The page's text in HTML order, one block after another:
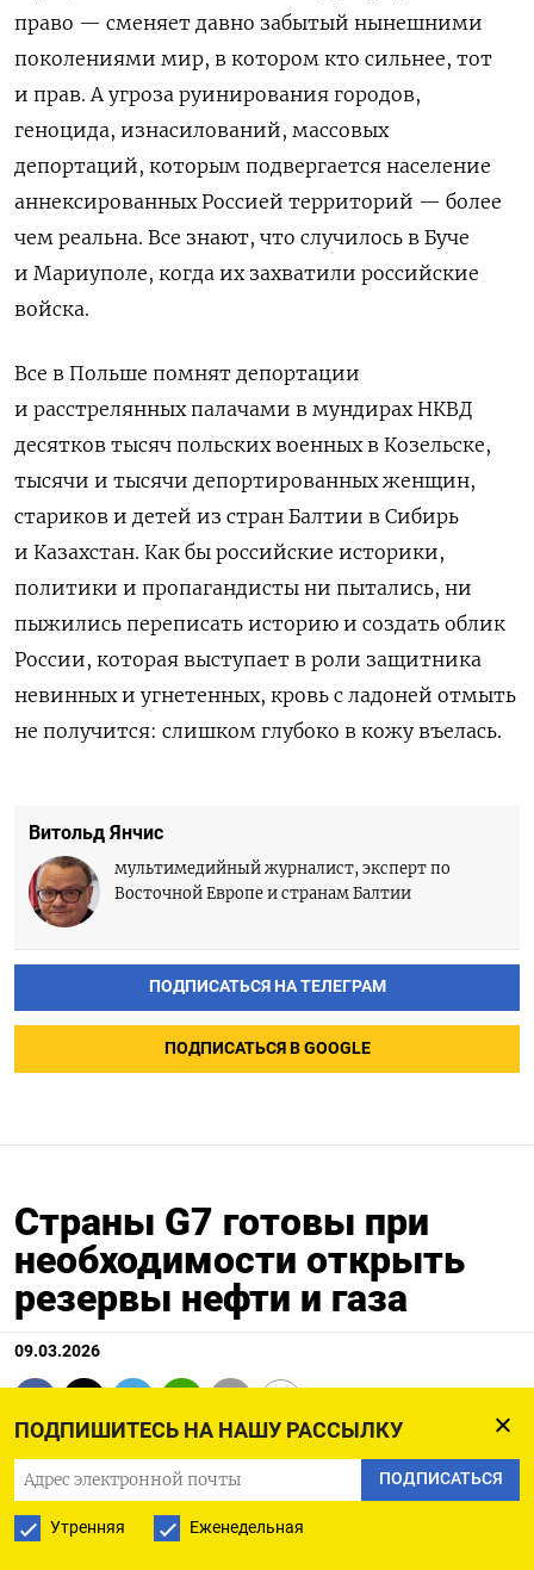
ПОДПИШИТЕСЬ НА НАШУ РАССЫЛКУ
ПОДПИСАТЬСЯ
Утренняя Еженедельная
право — сменяет давно забытый нынешними
поколениями мир, в котором кто сильнее, тот
и прав. А угроза руинирования городов,
геноцида, изнасилований, массовых
депортаций, которым подвергается население
аннексированных Россией территорий — более
чем реальна. Все знают, что случилось в Буче
и Мариуполе, когда их захватили российские
войска.
Все в Польше помнят депортации
и расстрелянных палачами в мундирах НКВД
десятков тысяч польских военных в Козельске,
тысячи и тысячи депортированных женщин,
стариков и детей из стран Балтии в Сибирь
и Казахстан. Как бы российские историки,
политики и пропагандисты ни пытались, ни
пыжились переписать историю и создать облик
России, которая выступает в роли защитника
невинных и угнетенных, кровь с ладоней отмыть
не получится: слишком глубоко в кожу въелась.
Витольд Янчис
мультимедийный журналист, эксперт по
Восточной Европе и странам Балтии
ПОДПИСАТЬСЯ НА ТЕЛЕГРАМ
ПОДПИСАТЬСЯ В GOOGLE
Страны G7 готовы при
необходимости открыть
резервы нефти и газа
09.03.2026
ПАРИЖ, 9 мар (Рейтер) - Министры финансов
стран G7 готовы в ‌случае необходимости
принять необходимые меры для поддержки